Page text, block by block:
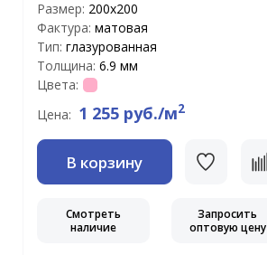
Размер: 200х200
Фактура: матовая
Тип: глазурованная
Толщина: 6.9 мм
Цвета:
Цена: 1 255 руб./м2
В корзину
Смотреть
наличие
Запросить
оптовую цену